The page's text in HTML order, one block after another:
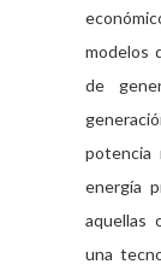
modelos
de
potencia
energía
aquellas
una